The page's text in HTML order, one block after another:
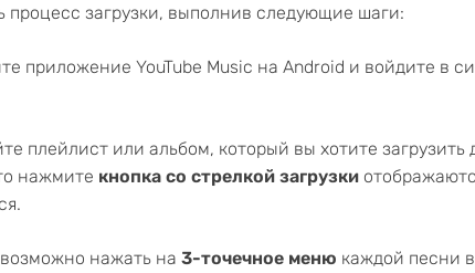
процесс загрузки, выполнив следующие шаги:
приложение YouTube Music на Android и войдите в
плейлист или альбом, который вы хотите
нажмите кнопка со стрелкой загрузки
нажать на 3-точечное меню каждой песни